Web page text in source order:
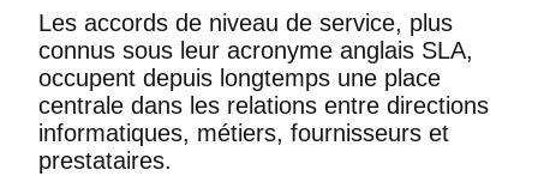
Les accords de niveau de service, plus
connus sous leur acronyme anglais SLA,
occupent depuis longtemps une place
centrale dans les relations entre directions
informatiques, métiers, fournisseurs et
prestataires.